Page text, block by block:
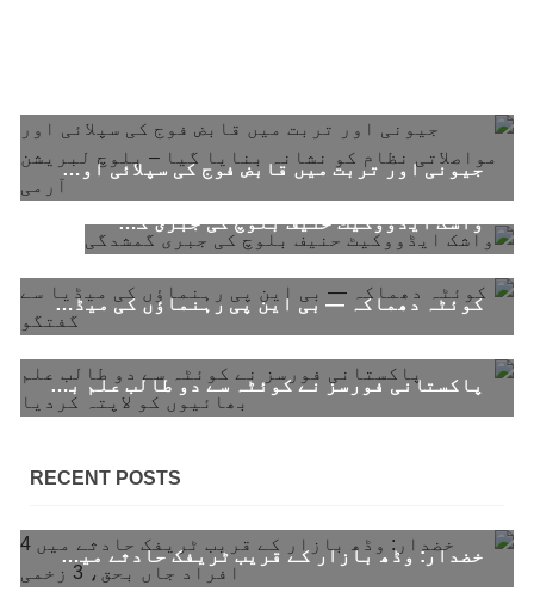
جیونی اور تربت میں قابض فوج کی سپلائی اور مواصلاتی نظام کو نشانہ بنایا گیا – بلوچ لبریشن آرمی
واشک ایڈووکیٹ حنیف بلوچ کی جبری گمشدگی
کوئٹہ دھماکہ — بی این پی رہنماؤں کی میڈیا سے گفتگو
پاکستانی فورسز نے کوئٹہ سے دو طالب علم بھائیوں کو لاپتہ کردیا
RECENT POSTS
خضدار: وڈھ بازار کے قریب ٹریفک حادثے میں 4 افراد جاں بحق، 3 زخمی